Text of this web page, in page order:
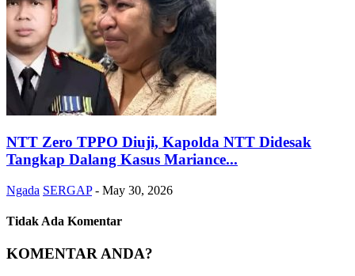
NTT Zero TPPO Diuji, Kapolda NTT Didesak
Tangkap Dalang Kasus Mariance...
Ngada SERGAP - May 30, 2026
Tidak Ada Komentar
KOMENTAR ANDA?